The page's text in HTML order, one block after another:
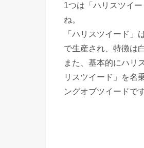
1つは「ハリスツイ
ね。
「ハリスツイード
で生産され、特徴は
また、基本的にハリ
リスツイード」を名
ングオブツイードです